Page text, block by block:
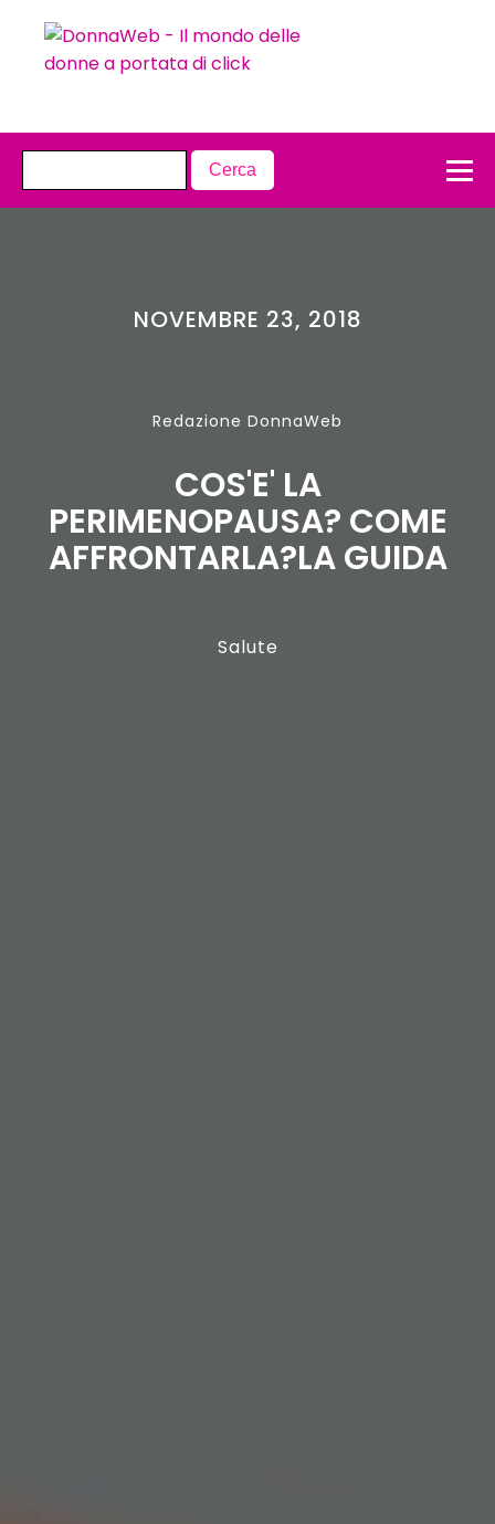
NOVEMBRE 23, 2018
Redazione DonnaWeb
COS'E' LA
PERIMENOPAUSA? COME
AFFRONTARLA?LA GUIDA
Salute